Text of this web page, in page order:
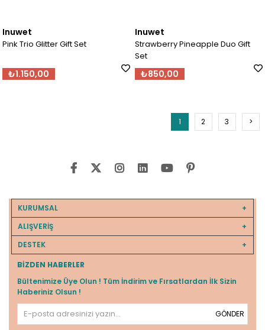
Inuwet
Pink Trio Glitter Gift Set
₺1.150,00
Inuwet
Strawberry Pineapple Duo Gift
Set
₺850,00
1 2 3 >
KURUMSAL
ALIŞVERİŞ
DESTEK
BIZDEN HABERLER
Bültenimize Üye Olun ! Tüm İndirim ve Fırsatlardan İlk Sizin
Haberiniz Olsun !
GÖNDER